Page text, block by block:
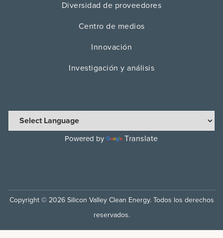
Diversidad de proveedores
Centro de medios
Innovación
Investigación y análisis
Powered by Translate
Copyright © 2026 Silicon Valley Clean Energy. Todos los derechos
reservados.